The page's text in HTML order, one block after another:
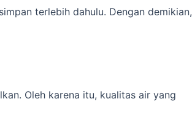
terlebih dahulu. Dengan demikian,
Oleh karena itu, kualitas air yang